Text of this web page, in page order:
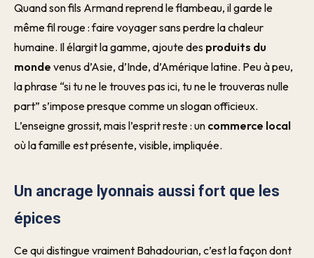
Quand son fils Armand reprend le flambeau, il garde le
même fil rouge : faire voyager sans perdre la chaleur
humaine. Il élargit la gamme, ajoute des produits du
monde venus d’Asie, d’Inde, d’Amérique latine. Peu à peu,
la phrase “si tu ne le trouves pas ici, tu ne le trouveras nulle
part” s’impose presque comme un slogan officieux.
L’enseigne grossit, mais l’esprit reste : un commerce local
où la famille est présente, visible, impliquée.
Un ancrage lyonnais aussi fort que les
épices
Ce qui distingue vraiment Bahadourian, c’est la façon dont